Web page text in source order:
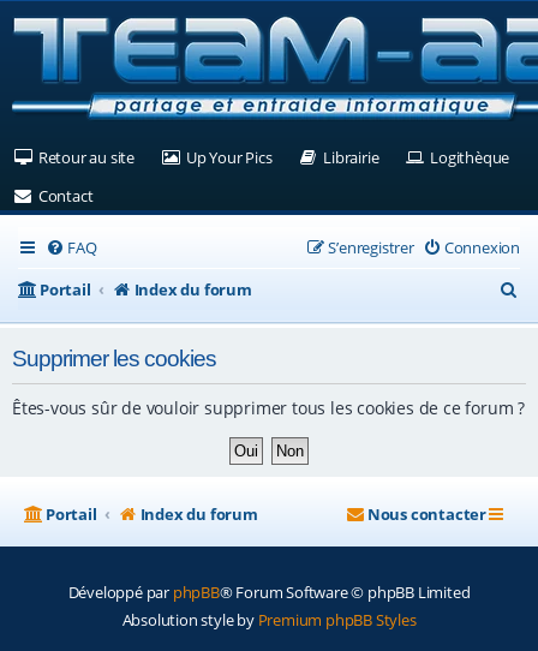
Retour au site(Ouvre un nouvel onglet)
Up Your Pics(Ouvre un nouvel onglet)
Librairie(Ouvre un nouvel
Logithèque
Contact(Ouvre un nouvel onglet)
FAQ Connexion
S’enregistrer
Portail
Index du forum
e
Supprimer les cookies
Êtes-vous sûr de vouloir supprimer tous les cookies de ce forum ?
Portail Index du forum Nous contacter
Développé par phpBB® Forum Software © phpBB Limited
Absolution style by Premium phpBB Styles